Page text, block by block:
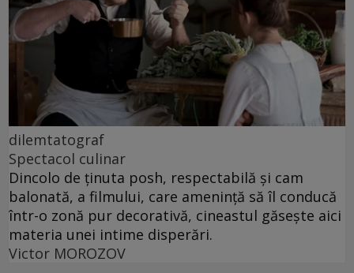
dilemtatograf
Spectacol culinar
Dincolo de ținuta posh, respectabilă și cam
balonată, a filmului, care amenință să îl conducă
într-o zonă pur decorativă, cineastul găsește aici
materia unei intime disperări.
Victor MOROZOV